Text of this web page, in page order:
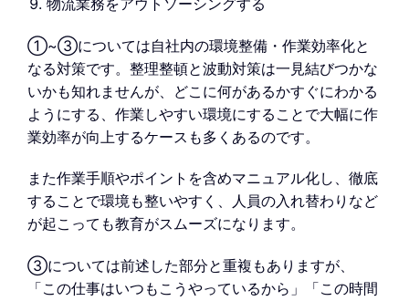
①~③については自社内の環境整備・作業効率化と
なる対策です。整理整頓と波動対策は一見結びつかな
いかも知れませんが、どこに何があるかすぐにわかる
ようにする、作業しやすい環境にすることで大幅に作
業効率が向上するケースも多くあるのです。
また作業手順やポイントを含めマニュアル化し、徹底
することで環境も整いやすく、人員の入れ替わりなど
が起こっても教育がスムーズになります。
③については前述した部分と重複もありますが、
「この仕事はいつもこうやっているから」「この時間